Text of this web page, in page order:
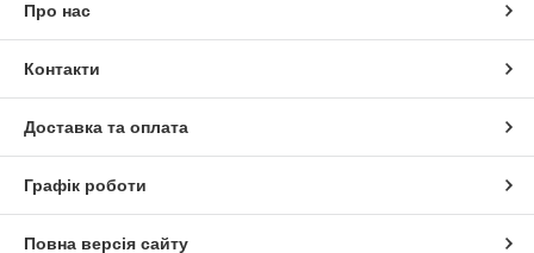
Про нас
Контакти
Доставка та оплата
Графік роботи
Повна версія сайту